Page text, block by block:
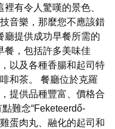
有令人驚嘆的景色、
音樂，那麼您不應該錯
廳提供成功早餐所需的
餐，包括許多美味佳
以及各種香腸和起司特
和茶。 餐廳位於克羅
提供品種豐富、價格合
難念“Feketeerdő-
蛋肉丸、融化的起司和